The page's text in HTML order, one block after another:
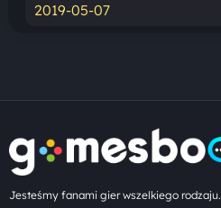
2019-05-07
Jesteśmy fanami gier wszelkiego rodzaju.